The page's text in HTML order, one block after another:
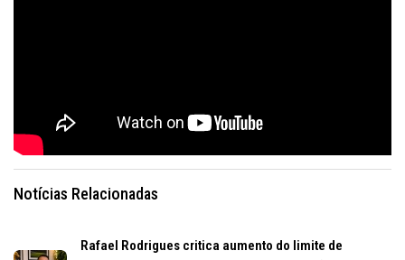
Notícias Relacionadas
Rafael Rodrigues critica aumento do limite de